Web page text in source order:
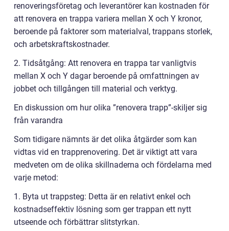
renoveringsföretag och leverantörer kan kostnaden för
att renovera en trappa variera mellan X och Y kronor,
beroende på faktorer som materialval, trappans storlek,
och arbetskraftskostnader.
2. Tidsåtgång: Att renovera en trappa tar vanligtvis
mellan X och Y dagar beroende på omfattningen av
jobbet och tillgången till material och verktyg.
En diskussion om hur olika ”renovera trapp”-skiljer sig
från varandra
Som tidigare nämnts är det olika åtgärder som kan
vidtas vid en trapprenovering. Det är viktigt att vara
medveten om de olika skillnaderna och fördelarna med
varje metod:
1. Byta ut trappsteg: Detta är en relativt enkel och
kostnadseffektiv lösning som ger trappan ett nytt
utseende och förbättrar slitstyrkan.